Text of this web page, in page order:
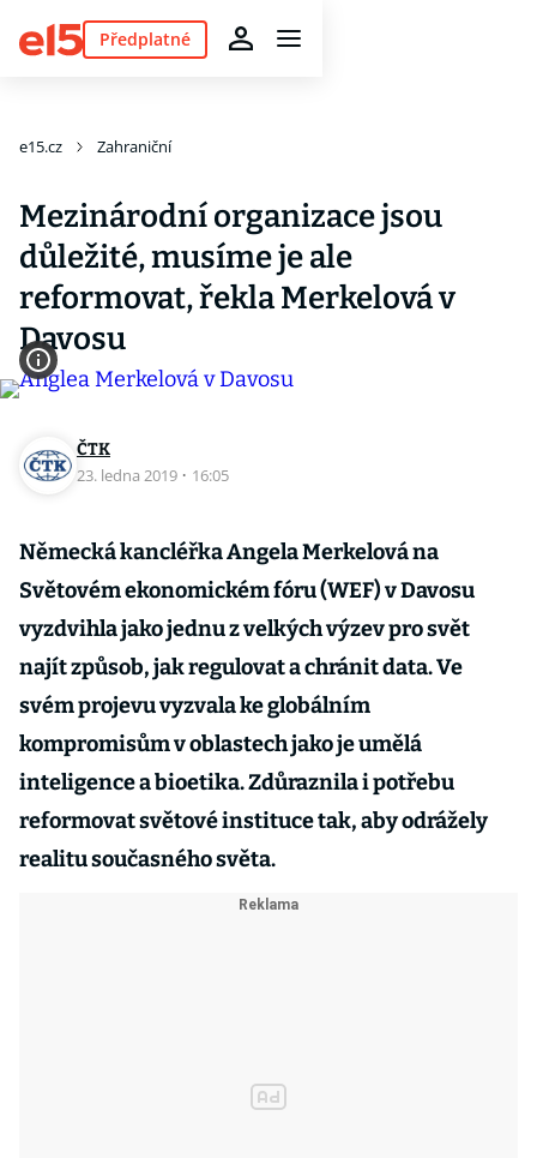
Předplatné
e15.cz Zahraniční
Mezinárodní organizace jsou
důležité, musíme je ale
reformovat, řekla Merkelová v
Davosu
ČTK
23. ledna 2019 · 16:05
Německá kancléřka Angela Merkelová na
Světovém ekonomickém fóru (WEF) v Davosu
vyzdvihla jako jednu z velkých výzev pro svět
najít způsob, jak regulovat a chránit data. Ve
svém projevu vyzvala ke globálním
kompromisům v oblastech jako je umělá
inteligence a bioetika. Zdůraznila i potřebu
reformovat světové instituce tak, aby odrážely
realitu současného světa.